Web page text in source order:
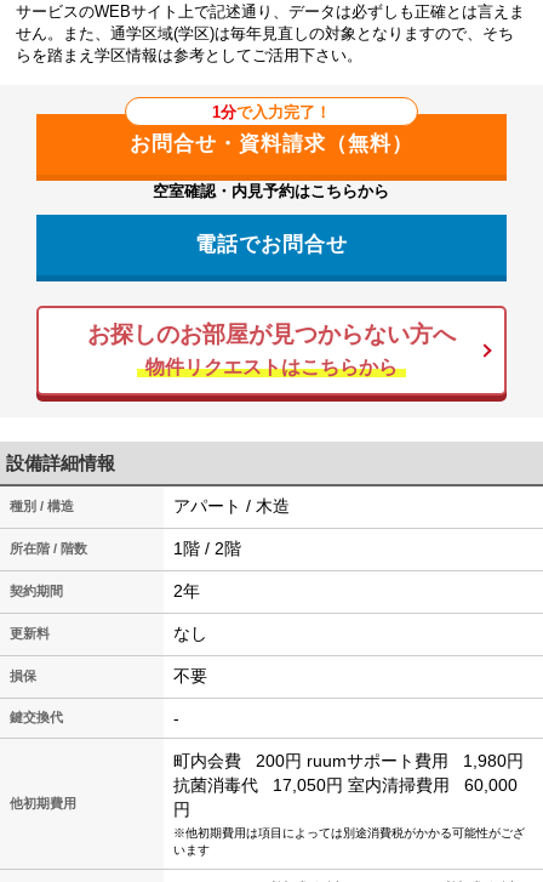
サービスのWEBサイト上で記述通り、データは必ずしも正確とは言えま
せん。また、通学区域(学区)は毎年見直しの対象となりますので、そち
らを踏まえ学区情報は参考としてご活用下さい。
1分で入力完了！
空室確認・内見予約はこちらから
電話でお問合せ
お探しのお部屋が見つからない方へ
物件リクエストはこちらから
設備詳細情報
種別 / 構造 アパート / 木造
所在階 / 階数 1階 / 2階
契約期間 2年
更新料 なし
損保 不要
鍵交換代 -
他初期費用
町内会費 200円 ruumサポート費用
1,980円
抗菌消毒代
17,050円 室内清掃費用
60,000
円
※他初期費用は項目によっては別途消費税がかかる可能性がござ
います